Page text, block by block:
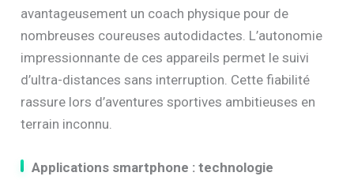
avantageusement un coach physique pour de
nombreuses coureuses autodidactes. L’autonomie
impressionnante de ces appareils permet le suivi
d’ultra-distances sans interruption. Cette fiabilité
rassure lors d’aventures sportives ambitieuses en
terrain inconnu.
Applications smartphone : technologie